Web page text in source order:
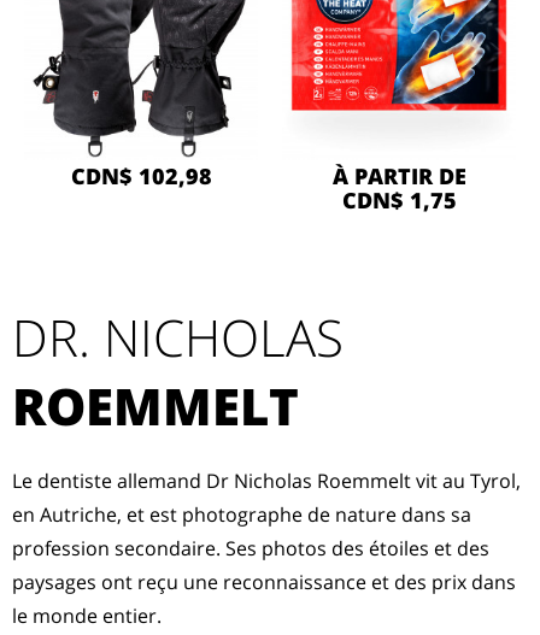
CDN$ 102,98
À PARTIR DE
CDN$ 1,75
DR. NICHOLAS
ROEMMELT
Le dentiste allemand Dr Nicholas Roemmelt vit au Tyrol,
en Autriche, et est photographe de nature dans sa
profession secondaire. Ses photos des étoiles et des
paysages ont reçu une reconnaissance et des prix dans
le monde entier.